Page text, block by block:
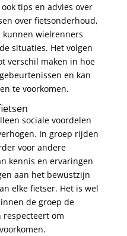
tips en advies over
over fietsonderhoud,
wielrenners
situaties. Het volgen
verschil maken in hoe
en kan
te voorkomen.
sociale voordelen
In groep rijden
voor andere
kennis en ervaringen
aan het bewustzijn
elke fietser. Het is wel
de groep de
om